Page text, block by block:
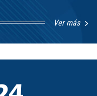
Ver más